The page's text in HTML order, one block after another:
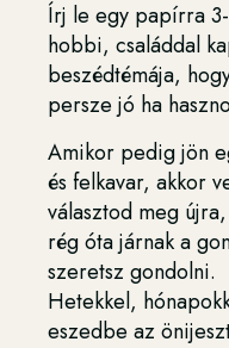
Írj le egy papírra
hobbi, családdal
beszédtémája,
persze jó ha
Amikor pedig jön
és felkavar, akkor
választod meg
rég óta járnak a
szeretsz gondolni.
Hetekkel,
eszedbe az